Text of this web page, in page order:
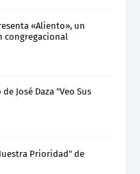
«Aliento», un
congregacional
José Daza "Veo Sus
Prioridad" de